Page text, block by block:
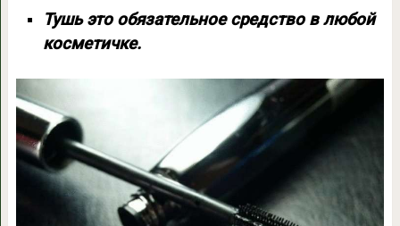
Тушь это обязательное средство в любой
косметичке.